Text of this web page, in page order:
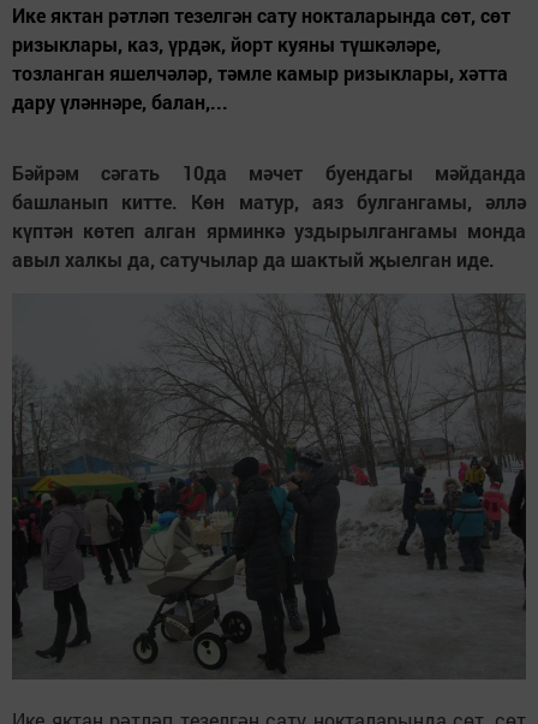
Ике яктан рәтләп тезелгән сату нокталарында сөт, сөт
ризыклары, каз, үрдәк, йорт куяны түшкәләре,
тозланган яшелчәләр, тәмле камыр ризыклары, хәтта
дару үләннәре, балан,...
Бәйрәм сәгать 10да мәчет буендагы мәйданда
башланып китте. Көн матур, аяз булгангамы, әллә
күптән көтеп алган ярминкә уздырылгангамы монда
авыл халкы да, сатучылар да шактый җыелган иде.